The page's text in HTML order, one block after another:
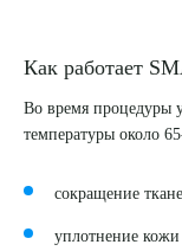
Как работает
Во время процедуры
температуры около
сокращение
уплотнение кожи